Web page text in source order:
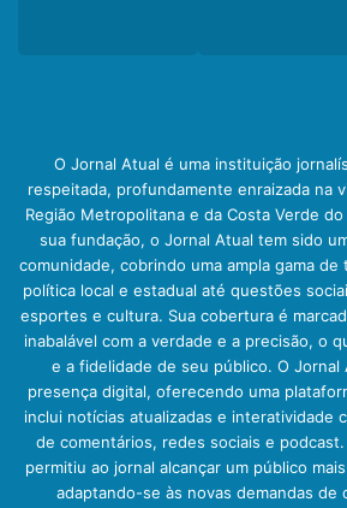
O Jornal Atual é uma instituição
respeitada, profundamente enraizada na
Região Metropolitana e da Costa Verde
sua fundação, o Jornal Atual tem sido
comunidade, cobrindo uma ampla gama
política local e estadual até questões
esportes e cultura. Sua cobertura é
inabalável com a verdade e a precisão, o
e a fidelidade de seu público. O Jornal
presença digital, oferecendo uma
inclui notícias atualizadas e interatividade
de comentários, redes sociais e
permitiu ao jornal alcançar um público
adaptando-se às novas demandas de